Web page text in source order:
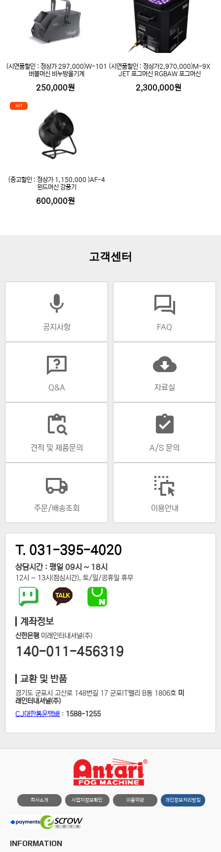
(시연품할인 : 정상가 297,000)W-101
버블머신 비누방울기계
250,000원
(시연품할인 : 정상가2,970,000)M-9X
JET 포그머신 RGBAW 포그머신
2,300,000원
HIT
(중고할인 : 정상가 1,150,000 )AF-4
윈드머신 강풍기
600,000원
고객센터
mic
공지사항 FAQ
Q&A
cloud_download
자료실
content_paste_search
견적 및 제품문의
assignment_turned_in
A/S 문의
주문/배송조회 이용안내
T. 031-395-4020
상담시간 : 평일 09시 ~ 18시
12시 ~ 13시(점심시간), 토/일/공휴일 휴무
계좌정보
신한은행 미래인터내셔널(주)
140-011-456319
교환 및 반품
경기도 군포시 고산로 148번길 17 군포IT밸리 B동 1806호 미
래인터내셔널(주)
CJ대한통운택배 : 1588-1255
회사소개 사업자정보확인 이용약관 개인정보처리방침
INFORMATION